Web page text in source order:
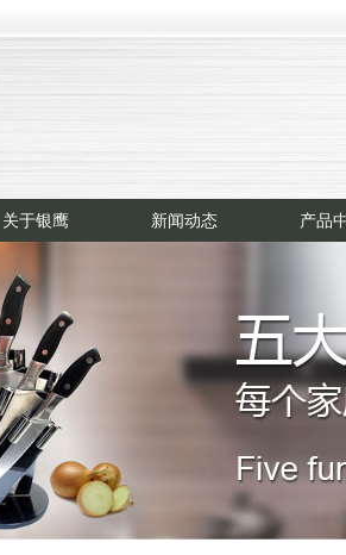
关于银鹰 新闻动态 产品